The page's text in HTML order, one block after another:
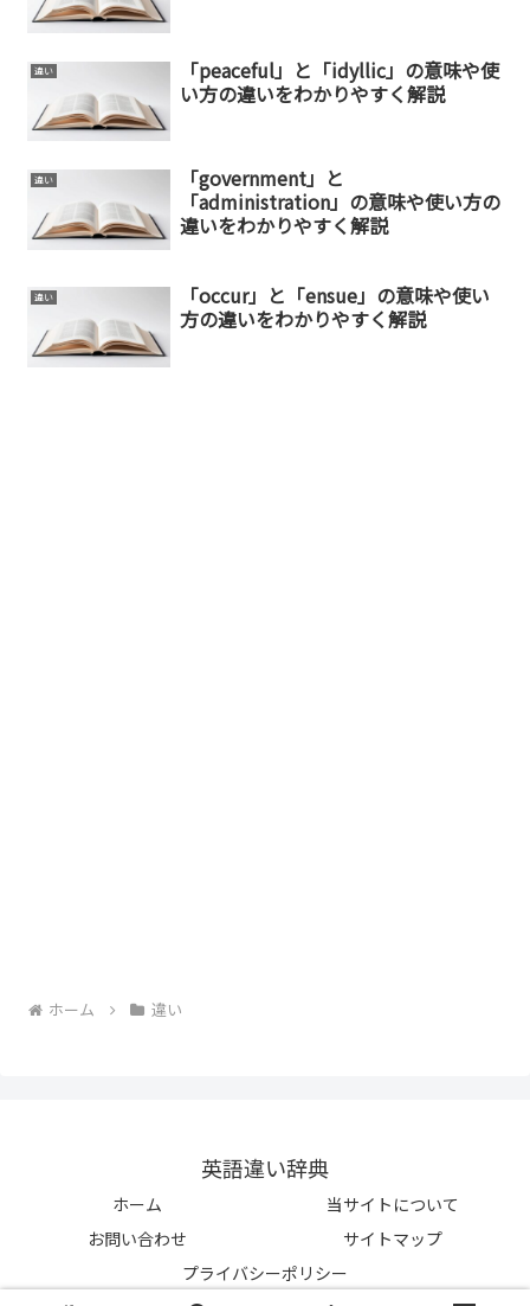
違い
「peaceful」と「idyllic」の意味や使
い方の違いをわかりやすく解説
違い
「government」と
「administration」の意味や使い方の
違いをわかりやすく解説
違い
「occur」と「ensue」の意味や使い
方の違いをわかりやすく解説
ホーム 違い
英語違い辞典
ホーム
当サイトについて
お問い合わせ
サイトマップ
プライバシーポリシー